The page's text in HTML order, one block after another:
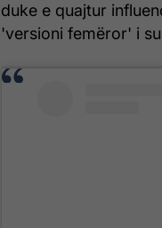
duke e quajtur
'versioni femëror' i